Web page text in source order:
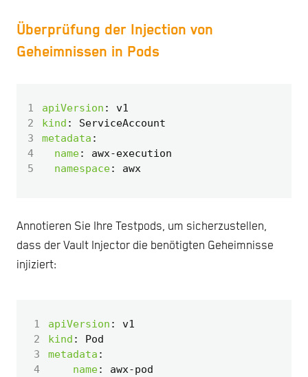
Überprüfung der Injection von
Geheimnissen in Pods
1 apiVersion :
v1
2
kind :
ServiceAccount
3
metadata :
4
name:
awx-execution
5
namespace: awx
Annotieren Sie Ihre Testpods, um sicherzustellen,
dass der Vault Injector die benötigten Geheimnisse
injiziert:
1 apiVersion :
v1
2
kind :
Pod
3
metadata :
4
name:
awx-pod